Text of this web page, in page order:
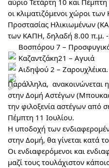
οι κλιματιζόμενοι χώροι
Προστασίας Ηλικιωμένων
των ΚΑΠΗ, δηλαδή 8.00 π.μ.
Βοσπόρου 7 –
Καζαντζάκη21 – Αγυιά
Αιδηψού 2 – Ζαρουχλέικα.
Παράλληλα,  ανακοινώνεται
στην Δομή Αστέγων
την φιλοξενία αστέγων από
Πέμπτη 11 Ιουλίου.
Η υποδοχή των
στην Δομή, θα γίνεται κατά
Οι ενδιαφερόμενοι και
μαζί τους τουλάχιστον